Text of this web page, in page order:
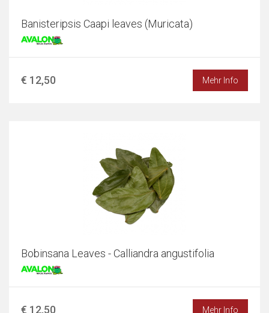
Banisteripsis Caapi leaves (Muricata)
€ 12,50 Mehr Info
Bobinsana Leaves - Calliandra angustifolia
€ 12,50 Mehr Info